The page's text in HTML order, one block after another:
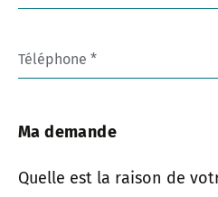
Téléphone
Ma demande
Quelle est la raison de